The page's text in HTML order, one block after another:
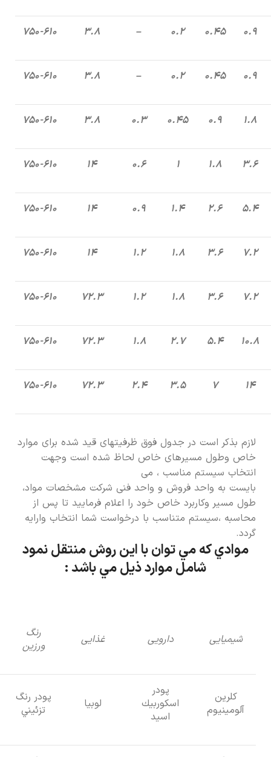
۰.۹ ۰.۴۵ ۰.۲ – ۳.۸ ۷۵۰-۶۱۰
۰.۹ ۰.۴۵ ۰.۲ – ۳.۸ ۷۵۰-۶۱۰
۱.۸ ۰.۹ ۰.۴۵ ۰.۳ ۳.۸ ۷۵۰-۶۱۰
۳.۶ ۱.۸ ۱ ۰.۶ ۱۴ ۷۵۰-۶۱۰
۵.۴ ۲.۶ ۱.۴ ۰.۹ ۱۴ ۷۵۰-۶۱۰
۷.۲ ۳.۶ ۱.۸ ۱.۲ ۱۴ ۷۵۰-۶۱۰
۷.۲ ۳.۶ ۱.۸ ۱.۲ ۷۲.۳ ۷۵۰-۶۱۰
۱۰.۸ ۵.۴ ۲.۷ ۱.۸ ۷۲.۳ ۷۵۰-۶۱۰
۱۴ ۷ ۳.۵ ۲.۴ ۷۲.۳ ۷۵۰-۶۱۰
لازم بذکر است در جدول فوق ظرفیتهای قید شده برای موارد
خاص وطول مسیرهای خاص لحاظ شده است وجهت
انتخاب سیستم مناسب ، می
بایست به واحد فروش و واحد فنی شرکت مشخصات مواد،
طول مسیر وکاربرد خاص خود را اعلام فرمایید تا پس از
محاسبه ،سیستم متناسب با درخواست شما انتخاب وارایه
گردد.
موادي كه مي توان با اين روش منتقل نمود
شامل موارد ذيل مي باشد :
شیمیایی دارویی غذایی
رنگ
ورزین
كلرين
آلومينيوم
پودر
اسكوربيك
اسيد
لوبيا
پودر رنگ
تزئيني